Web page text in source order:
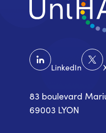
LinkedIn
83 boulevard
69003 LYON